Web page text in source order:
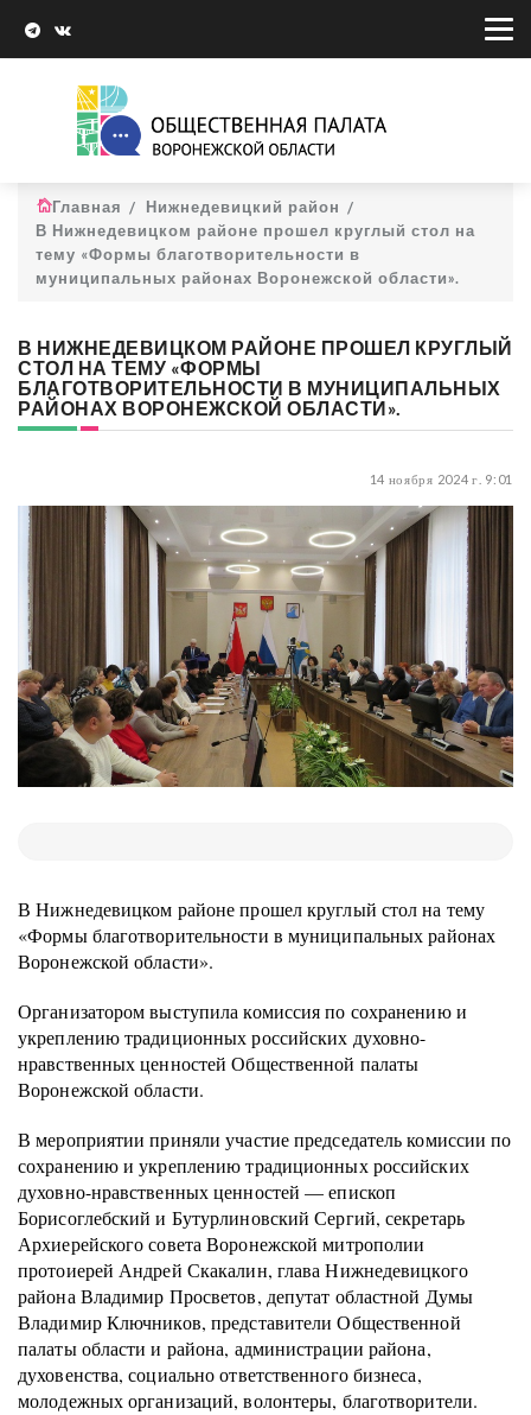
Главная
Нижнедевицкий район
В Нижнедевицком районе прошел круглый стол на
тему «Формы благотворительности в
муниципальных районах Воронежской области».
В НИЖНЕДЕВИЦКОМ РАЙОНЕ ПРОШЕЛ КРУГЛЫЙ
СТОЛ НА ТЕМУ «ФОРМЫ
БЛАГОТВОРИТЕЛЬНОСТИ В МУНИЦИПАЛЬНЫХ
РАЙОНАХ ВОРОНЕЖСКОЙ ОБЛАСТИ».
14 ноября 2024 г. 9:01
В Нижнедевицком районе прошел круглый стол на тему
«Формы благотворительности в муниципальных районах
Воронежской области».
Организатором выступила комиссия по сохранению и
укреплению традиционных российских духовно-
нравственных ценностей Общественной палаты
Воронежской области.
В мероприятии приняли участие председатель комиссии по
сохранению и укреплению традиционных российских
духовно-нравственных ценностей — епископ
Борисоглебский и Бутурлиновский Сергий, секретарь
Архиерейского совета Воронежской митрополии
протоиерей Андрей Скакалин, глава Нижнедевицкого
района Владимир Просветов, депутат областной Думы
Владимир Ключников, представители Общественной
палаты области и района, администрации района,
духовенства, социально ответственного бизнеса,
молодежных организаций, волонтеры, благотворители.